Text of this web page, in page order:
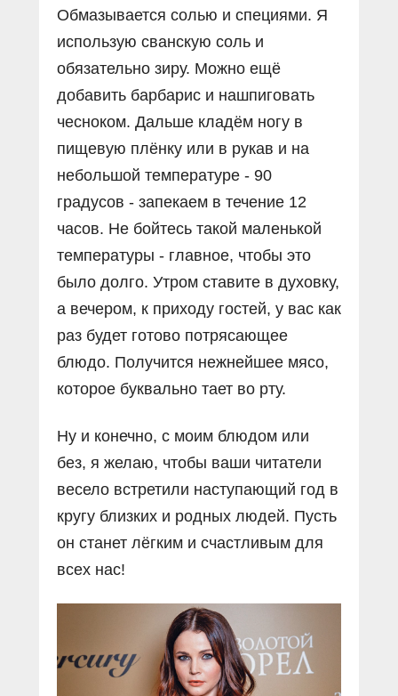
Обмазывается солью и специями. Я
использую сванскую соль и
обязательно зиру. Можно ещё
добавить барбарис и нашпиговать
чесноком. Дальше кладём ногу в
пищевую плёнку или в рукав и на
небольшой температуре - 90
градусов - запекаем в течение 12
часов. Не бойтесь такой маленькой
температуры - главное, чтобы это
было долго. Утром ставите в духовку,
а вечером, к приходу гостей, у вас как
раз будет готово потрясающее
блюдо. Получится нежнейшее мясо,
которое буквально тает во рту.
Ну и конечно, с моим блюдом или
без, я желаю, чтобы ваши читатели
весело встретили наступающий год в
кругу близких и родных людей. Пусть
он станет лёгким и счастливым для
всех нас!